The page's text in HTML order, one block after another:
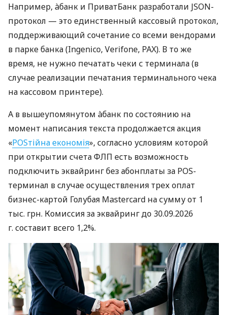
Например, àбанк и ПриватБанк разработали JSON-
протокол — это единственный кассовый протокол,
поддерживающий сочетание со всеми вендорами
в парке банка (Ingenico, Verifone, PAX). В то же
время, не нужно печатать чеки с терминала (в
случае реализации печатания терминального чека
на кассовом принтере).
А в вышеупомянутом àбанк по состоянию на
момент написания текста продолжается акция
«POSтійна економія», согласно условиям которой
при открытии счета ФЛП есть возможность
подключить эквайринг без абонплаты за POS-
терминал в случае осуществления трех оплат
бизнес-картой Голубая Mastercard на сумму от 1
тыс. грн. Комиссия за эквайринг до 30.09.2026
г. составит всего 1,2%.